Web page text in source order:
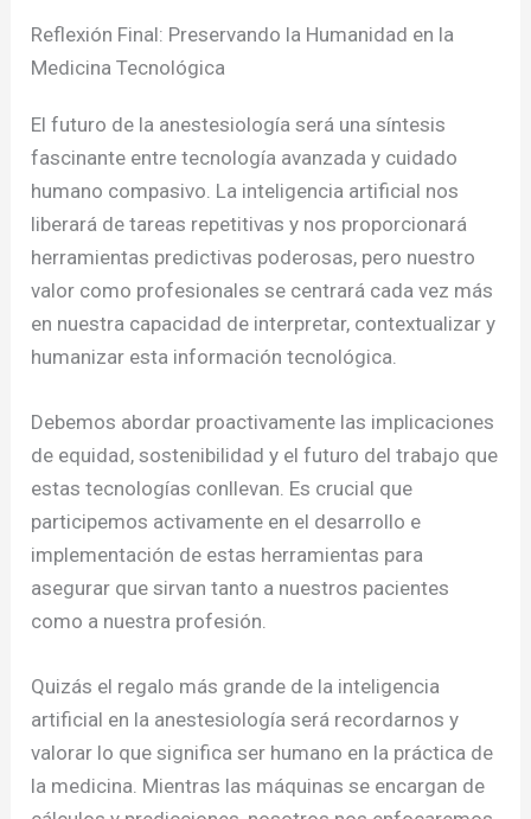
Reflexión Final: Preservando la Humanidad en la
Medicina Tecnológica
El futuro de la anestesiología será una síntesis
fascinante entre tecnología avanzada y cuidado
humano compasivo. La inteligencia artificial nos
liberará de tareas repetitivas y nos proporcionará
herramientas predictivas poderosas, pero nuestro
valor como profesionales se centrará cada vez más
en nuestra capacidad de interpretar, contextualizar y
humanizar esta información tecnológica.
Debemos abordar proactivamente las implicaciones
de equidad, sostenibilidad y el futuro del trabajo que
estas tecnologías conllevan. Es crucial que
participemos activamente en el desarrollo e
implementación de estas herramientas para
asegurar que sirvan tanto a nuestros pacientes
como a nuestra profesión.
Quizás el regalo más grande de la inteligencia
artificial en la anestesiología será recordarnos y
valorar lo que significa ser humano en la práctica de
la medicina. Mientras las máquinas se encargan de